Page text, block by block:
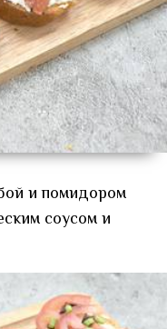
и помидором
соусом и